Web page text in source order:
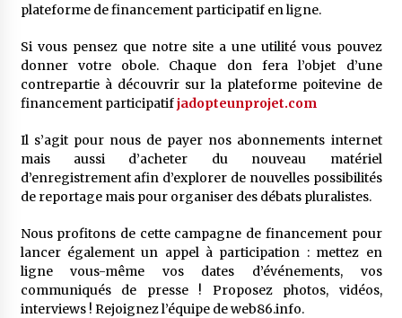
plateforme de financement participatif en ligne.
Si vous pensez que notre site a une utilité vous pouvez
donner votre obole. Chaque don fera l’objet d’une
contrepartie à découvrir sur la plateforme poitevine de
financement participatifjadopteunprojet.com
Il s’agit pour nous de payer nos abonnements internet
mais aussi d’acheter du nouveau matériel
d’enregistrement afin d’explorer de nouvelles possibilités
de reportage mais pour organiser des débats pluralistes.
Nous profitons de cette campagne de financement pour
lancer également un appel à participation : mettez en
ligne vous-même vos dates d’événements, vos
communiqués de presse ! Proposez photos, vidéos,
interviews ! Rejoignez l’équipe de web86.info.